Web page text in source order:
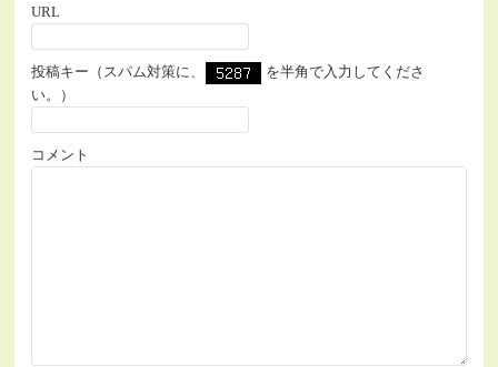
URL
投稿キー（スパム対策に、
を半角で入力してくださ
い。）
コメント